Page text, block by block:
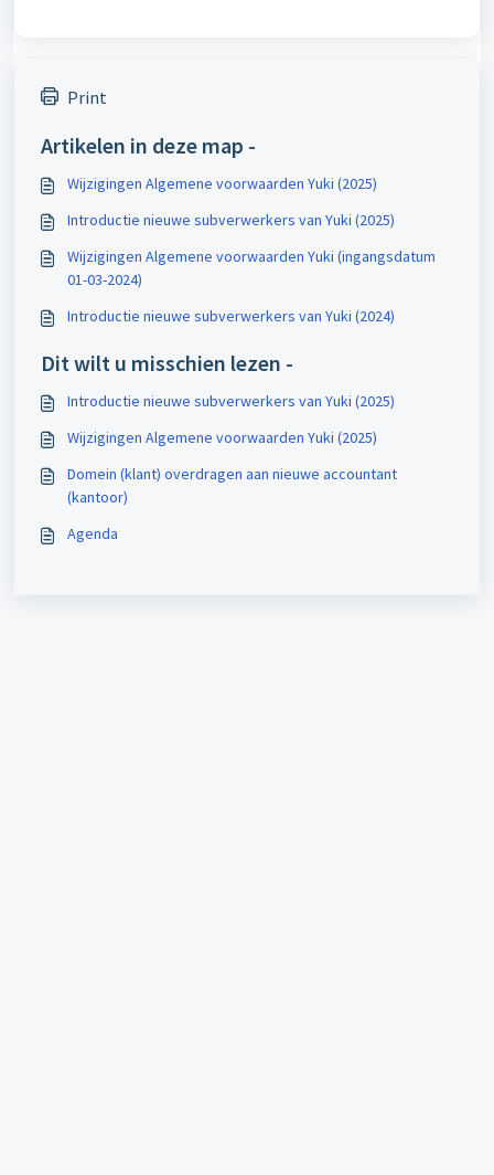
Print
Artikelen in deze map -
Wijzigingen Algemene voorwaarden Yuki (2025)
Introductie nieuwe subverwerkers van Yuki (2025)
Wijzigingen Algemene voorwaarden Yuki (ingangsdatum
01-03-2024)
Introductie nieuwe subverwerkers van Yuki (2024)
Dit wilt u misschien lezen -
Introductie nieuwe subverwerkers van Yuki (2025)
Wijzigingen Algemene voorwaarden Yuki (2025)
Domein (klant) overdragen aan nieuwe accountant
(kantoor)
Agenda